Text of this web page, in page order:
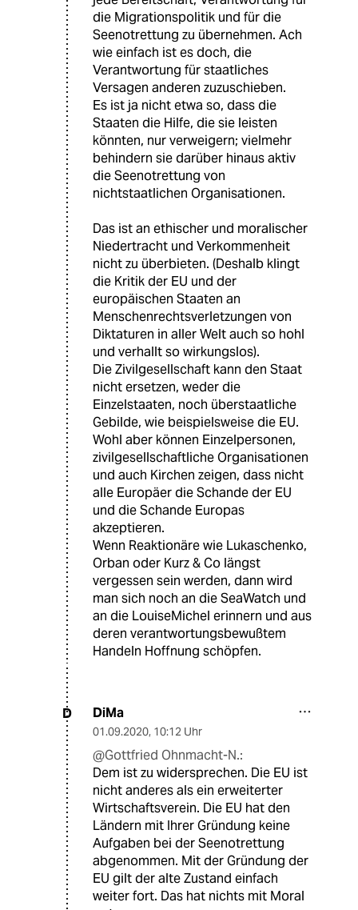
die Migrationspolitik und für die
Seenotrettung zu übernehmen. Ach
wie einfach ist es doch, die
Verantwortung für staatliches
Versagen anderen zuzuschieben.
Es ist ja nicht etwa so, dass die
Staaten die Hilfe, die sie leisten
könnten, nur verweigern; vielmehr
behindern sie darüber hinaus aktiv
die Seenotrettung von
nichtstaatlichen Organisationen.
Das ist an ethischer und moralischer
Niedertracht und Verkommenheit
nicht zu überbieten. (Deshalb klingt
die Kritik der EU und der
europäischen Staaten an
Menschenrechtsverletzungen von
Diktaturen in aller Welt auch so hohl
und verhallt so wirkungslos).
Die Zivilgesellschaft kann den Staat
nicht ersetzen, weder die
Einzelstaaten, noch überstaatliche
Gebilde, wie beispielsweise die EU.
Wohl aber können Einzelpersonen,
zivilgesellschaftliche Organisationen
und auch Kirchen zeigen, dass nicht
alle Europäer die Schande der EU
und die Schande Europas
akzeptieren.
Wenn Reaktionäre wie Lukaschenko,
Orban oder Kurz & Co längst
vergessen sein werden, dann wird
man sich noch an die SeaWatch und
an die LouiseMichel erinnern und aus
deren verantwortungsbewußtem
Handeln Hoffnung schöpfen.
D DiMa
01.09.2020, 10:12 Uhr
@Gottfried Ohnmacht-N.:
Dem ist zu widersprechen. Die EU ist
nicht anderes als ein erweiterter
Wirtschaftsverein. Die EU hat den
Ländern mit Ihrer Gründung keine
Aufgaben bei der Seenotrettung
abgenommen. Mit der Gründung der
EU gilt der alte Zustand einfach
weiter fort. Das hat nichts mit Moral